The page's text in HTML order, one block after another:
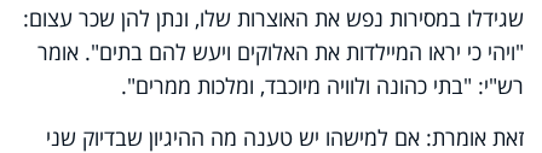
שגידלו במסירות נפש את האוצרות שלו, ונתן להן שכר עצום:
"ויהי כי יראו המיילדות את האלוקים ויעש להם בתים". אומר
רש"י: "בתי כהונה ולוויה מיוכבד, ומלכות ממרים".
זאת אומרת: אם למישהו יש טענה מה ההיגיון שבדיוק שני